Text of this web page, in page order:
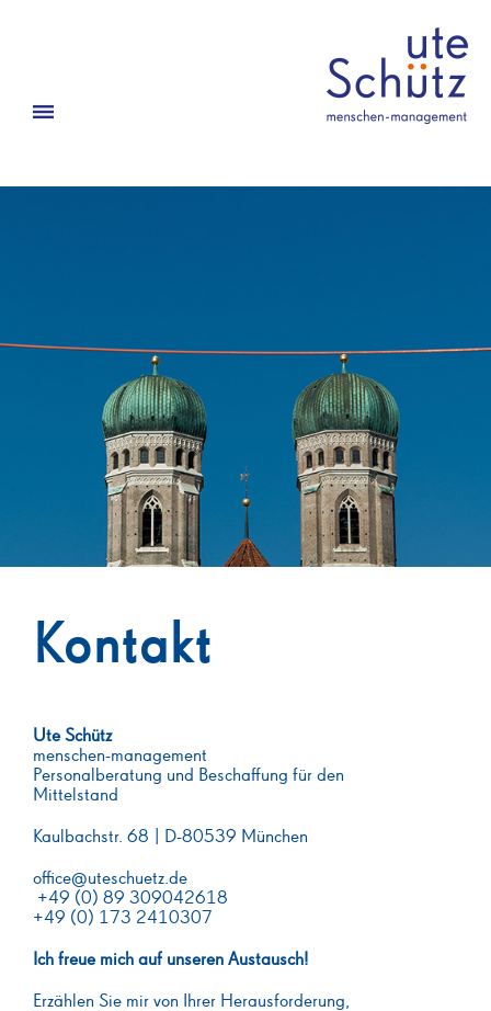
Kontakt
Ute Schütz
menschen-management
Personalberatung und Beschaffung für den
Mittelstand
Kaulbachstr. 68 | D-80539 München
office@uteschuetz.de
+49 (0) 89 309042618
+49 (0) 173 2410307
Ich freue mich auf unseren Austausch!
Erzählen Sie mir von Ihrer Herausforderung,